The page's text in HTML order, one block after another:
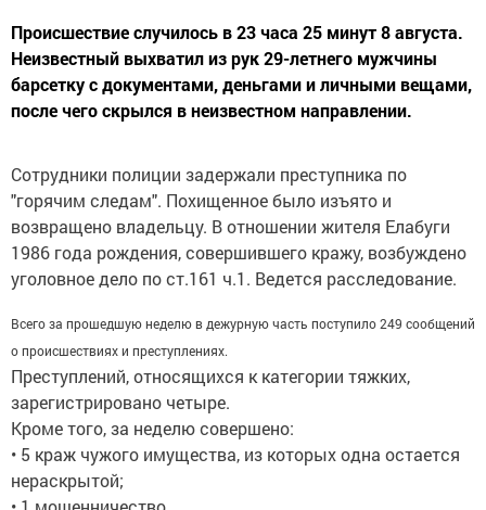
Происшествие случилось в 23 часа 25 минут 8 августа.
Неизвестный выхватил из рук 29-летнего мужчины
барсетку с документами, деньгами и личными вещами,
после чего скрылся в неизвестном направлении.
Сотрудники полиции задержали преступника по
"горячим следам". Похищенное было изъято и
возвращено владельцу. В отношении жителя Елабуги
1986 года рождения, совершившего кражу, возбуждено
уголовное дело по ст.161 ч.1. Ведется расследование.
Всего за прошедшую неделю в дежурную часть поступило 249 сообщений
о происшествиях и преступлениях.
Преступлений, относящихся к категории тяжких,
зарегистрировано четыре.
Кроме того, за неделю совершено:
• 5 краж чужого имущества, из которых одна остается
нераскрытой;